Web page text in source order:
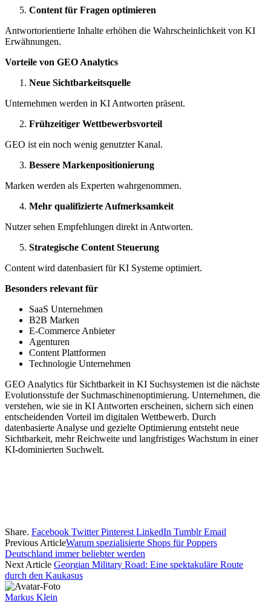
Content für Fragen optimieren
Antwortorientierte Inhalte erhöhen die Wahrscheinlichkeit von KI
Erwähnungen.
Vorteile von GEO Analytics
Neue Sichtbarkeitsquelle
Unternehmen werden in KI Antworten präsent.
Frühzeitiger Wettbewerbsvorteil
GEO ist ein noch wenig genutzter Kanal.
Bessere Markenpositionierung
Marken werden als Experten wahrgenommen.
Mehr qualifizierte Aufmerksamkeit
Nutzer sehen Empfehlungen direkt in Antworten.
Strategische Content Steuerung
Content wird datenbasiert für KI Systeme optimiert.
Besonders relevant für
SaaS Unternehmen
B2B Marken
E-Commerce Anbieter
Agenturen
Content Plattformen
Technologie Unternehmen
GEO Analytics für Sichtbarkeit in KI Suchsystemen ist die nächste
Evolutionsstufe der Suchmaschinenoptimierung. Unternehmen, die
verstehen, wie sie in KI Antworten erscheinen, sichern sich einen
entscheidenden Vorteil im digitalen Wettbewerb. Durch
datenbasierte Analyse und gezielte Optimierung entsteht neue
Sichtbarkeit, mehr Reichweite und langfristiges Wachstum in einer
KI-dominierten Suchwelt.
Share. Facebook Twitter Pinterest LinkedIn Tumblr Email
Previous ArticleWarum spezialisierte Shops für Poppers
Deutschland immer beliebter werden
Next Article Georgian Military Road: Eine spektakuläre Route
durch den Kaukasus
Markus Klein